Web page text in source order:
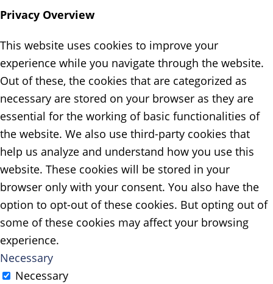
Privacy Overview
This website uses cookies to improve your
experience while you navigate through the website.
Out of these, the cookies that are categorized as
necessary are stored on your browser as they are
essential for the working of basic functionalities of
the website. We also use third-party cookies that
help us analyze and understand how you use this
website. These cookies will be stored in your
browser only with your consent. You also have the
option to opt-out of these cookies. But opting out of
some of these cookies may affect your browsing
experience.
Necessary
Necessary